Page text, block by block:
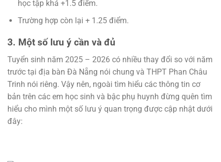
học tập khá +1.5 điểm.
Trường hợp còn lại + 1.25 điểm.
3. Một số lưu ý cần và đủ
Tuyển sinh năm 2025 – 2026 có nhiều thay đổi so với năm
trước tại địa bàn Đà Nẵng nói chung và THPT Phan Châu
Trinh nói riêng. Vậy nên, ngoài tìm hiểu các thông tin cơ
bản trên các em học sinh và bậc phụ huynh đừng quên tìm
hiểu cho mình một số lưu ý quan trọng được cập nhật dưới
đây: